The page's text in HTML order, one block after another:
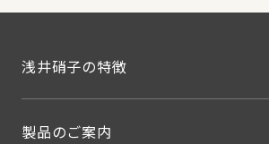
浅井硝子の特徴
製品のご案内